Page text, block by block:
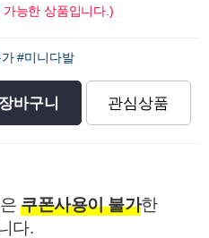
능한 상품입니다.)
#미니다발
장바구니 관심상품
쿠폰사용이 불가한
다.